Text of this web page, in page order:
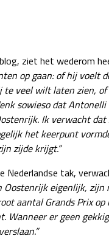
ziet het wederom
op gaan: of hij voelt
veel wilt laten zien,
sowieso dat
Ik verwacht dat
het keerpunt
zijde krijgt.”
Nederlandse tak,
Oostenrijk eigenlijk,
aantal Grands Prix
Wanneer er geen